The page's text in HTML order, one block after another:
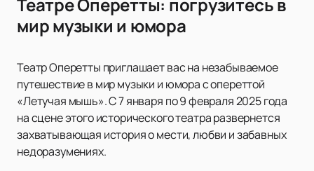
Театре Оперетты: погрузитесь в
мир музыки и юмора
Театр Оперетты приглашает вас на незабываемое
путешествие в мир музыки и юмора с опереттой
«Летучая мышь». С 7 января по 9 февраля 2025 года
на сцене этого исторического театра развернется
захватывающая история о мести, любви и забавных
недоразумениях.